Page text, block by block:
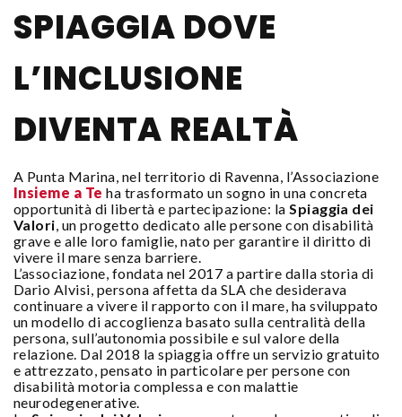
SPIAGGIA DOVE
L’INCLUSIONE
DIVENTA REALTÀ
A Punta Marina, nel territorio di Ravenna, l’Associazione
Insieme a Te ha trasformato un sogno in una concreta
opportunità di libertà e partecipazione: laSpiaggia dei
Valori, un progetto dedicato alle persone con disabilità
grave e alle loro famiglie, nato per garantire il diritto di
vivere il mare senza barriere.
L’associazione, fondata nel 2017 a partire dalla storia di
Dario Alvisi, persona affetta da SLA che desiderava
continuare a vivere il rapporto con il mare, ha sviluppato
un modello di accoglienza basato sulla centralità della
persona, sull’autonomia possibile e sul valore della
relazione. Dal 2018 la spiaggia offre un servizio gratuito
e attrezzato, pensato in particolare per persone con
disabilità motoria complessa e con malattie
neurodegenerative.